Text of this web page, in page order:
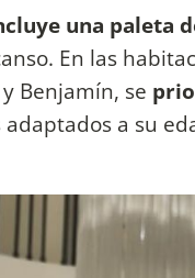
una paleta
En las
Benjamín, se
a su